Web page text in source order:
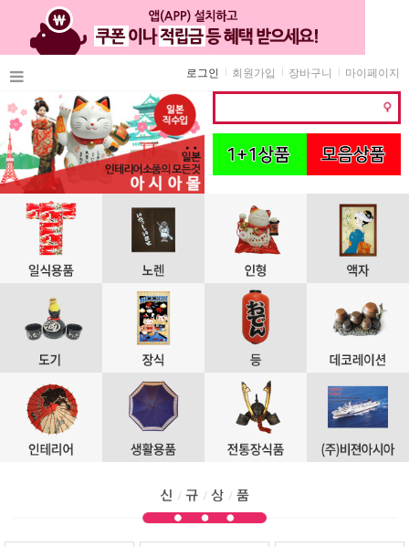
마이페이지
장바구니
회원가입
로그인